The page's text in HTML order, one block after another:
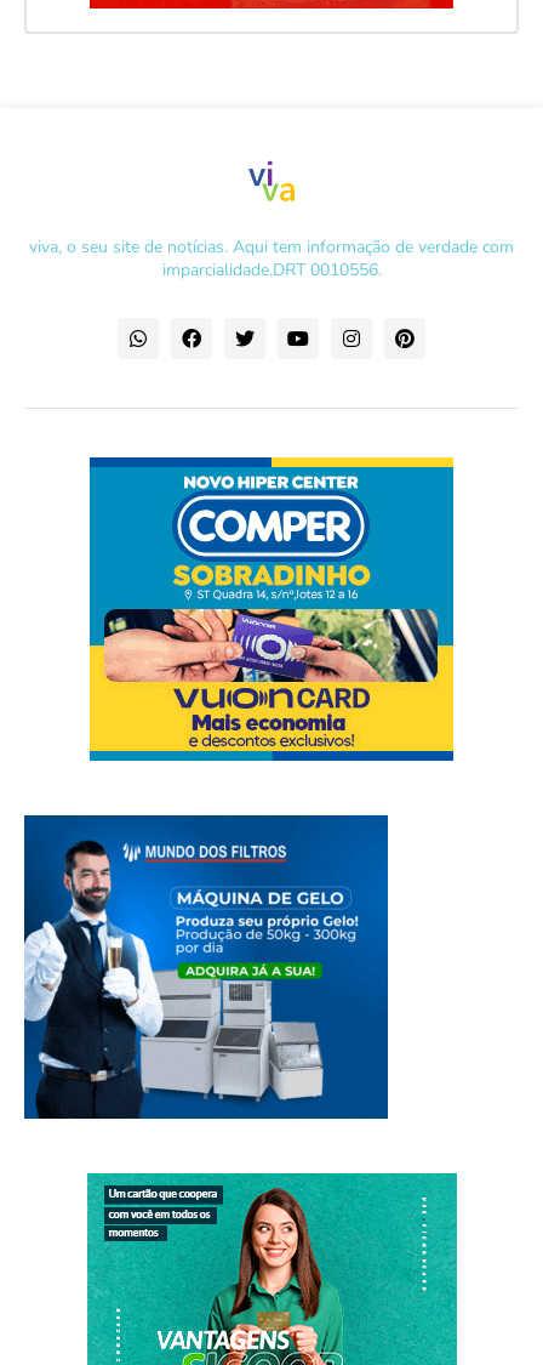
viva, o seu site de notícias. Aqui tem informação de verdade com
imparcialidade.DRT 0010556.